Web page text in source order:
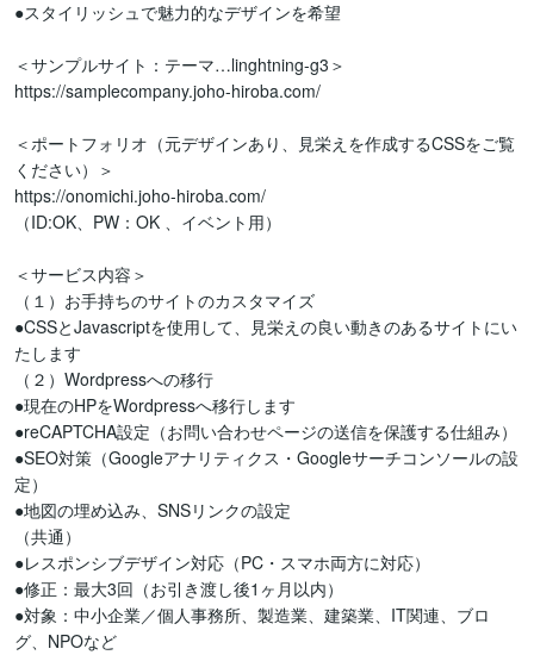
●スタイリッシュで魅力的なデザインを希望
＜サンプルサイト：テーマ…linghtning-g3＞
https://samplecompany.joho-hiroba.com/
＜ポートフォリオ（元デザインあり、見栄えを作成するCSSをご覧
ください）＞
https://onomichi.joho-hiroba.com/
（ID:OK、PW：OK 、イベント用）
＜サービス内容＞
（１）お手持ちのサイトのカスタマイズ
●CSSとJavascriptを使用して、見栄えの良い動きのあるサイトにい
たします
（２）Wordpressへの移行
●現在のHPをWordpressへ移行します
●reCAPTCHA設定（お問い合わせページの送信を保護する仕組み）
●SEO対策（Googleアナリティクス・Googleサーチコンソールの設
定）
●地図の埋め込み、SNSリンクの設定
（共通）
●レスポンシブデザイン対応（PC・スマホ両方に対応）
●修正：最大3回（お引き渡し後1ヶ月以内）
●対象：中小企業／個人事務所、製造業、建築業、IT関連、ブロ
グ、NPOなど